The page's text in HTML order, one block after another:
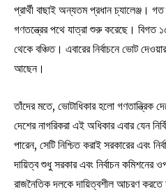
প্রার্থী বাছাই অন্যতম প্রধান চ্যালেঞ্জ।
গণতন্ত্রের পথে যাত্রা শুরু করেছে। বিগত
থেকে বঞ্চিত। এবারের নির্বাচনে ভোট
আছেন।
তাঁদের মতে, ভোটাধিকার হলো গণতান্ত্রিক
দেশের নাগরিকরা এই অধিকার এবার যেন
পারেন, সেটি নিশ্চিত করাই সরকারের এবং
দায়িত্ব শুধু সরকার এবং নির্বাচন কমিশনের
রাজনৈতিক দলকে দায়িত্বশীল আচরণ করতে